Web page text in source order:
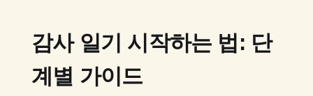
감사 일기 시작하는 법: 단
계별 가이드